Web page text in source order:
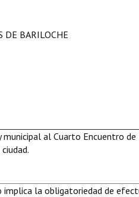
DE BARILOCHE
al Cuarto Encuentro
implica la obligatoriedad de